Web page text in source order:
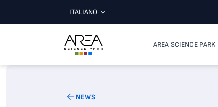
ITALIANO
AREA SCIENCE PARK
NEWS